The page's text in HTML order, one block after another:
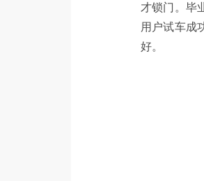
才锁门。毕
用户试车成
好。